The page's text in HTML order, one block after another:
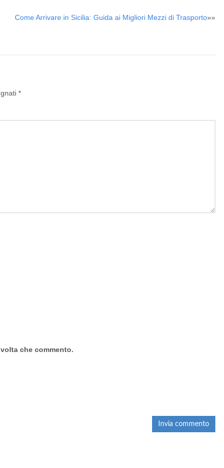
Come Arrivare in Sicilia: Guida ai Migliori Mezzi di Trasporto»»
*
che commento.